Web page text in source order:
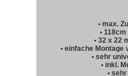
• max.
•
• 32 x 22
• einfache
• sehr
• inkl.
•